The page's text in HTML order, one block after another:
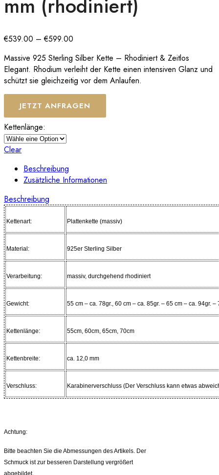
mm (rhodiniert)
€539.00 –€599.00
bis
€599.00
Massive 925 Sterling Silber Kette – Rhodiniert & Zeitlos
Elegant. Rhodium verleiht der Kette einen intensiven Glanz und
schützt sie gleichzeitig vor dem Anlaufen.
JETZT ANFRAGEN
Kettenlänge:
Clear
Beschreibung
Zusätzliche Informationen
Beschreibung
Kettenart: Plattenkette (massiv)
Material: 925er Sterling Silber
Verarbeitung: massiv, durchgehend rhodiniert
Gewicht: 55 cm – ca. 78gr., 60 cm – ca. 85gr. – 65 cm – ca. 94gr. –
Kettenlänge: 55cm, 60cm, 65cm, 70cm
Kettenbreite: ca. 12,0 mm
Verschluss: Karabinerverschluss (Der Verschluss kann etwas
Achtung:
Bitte beachten Sie die Abmessungen des Artikels. Der
Schmuck ist zur besseren Darstellung vergrößert
abgebildet.